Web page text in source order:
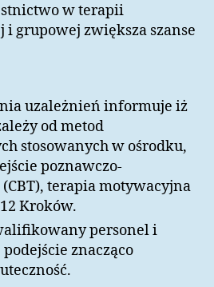
w terapii
grupowej zwiększa szanse
uzależnień informuje iż
od metod
stosowanych w ośrodku,
poznawczo-
terapia motywacyjna
Kroków.
personel i
znacząco